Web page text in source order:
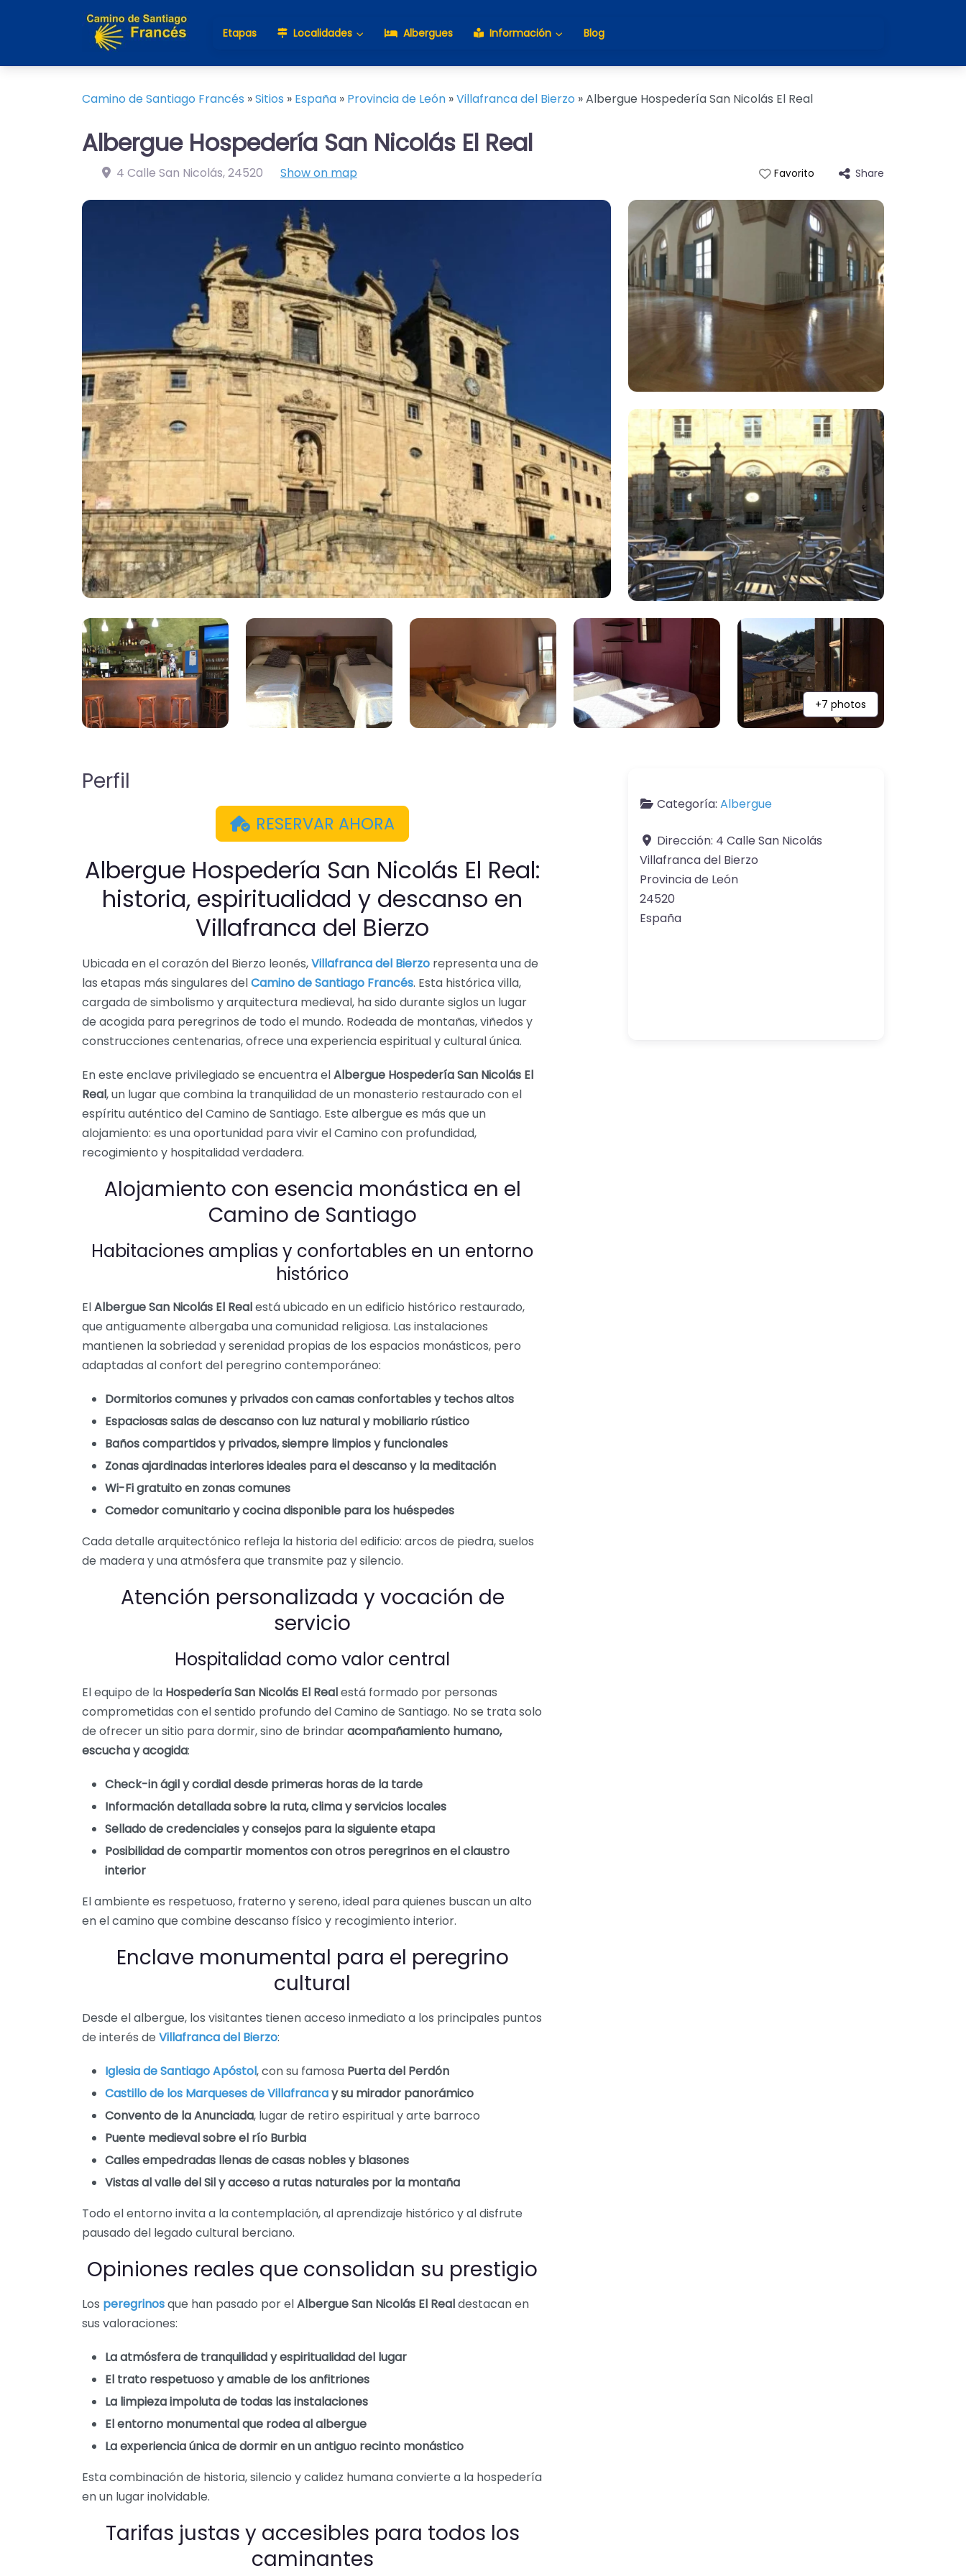
Etapas Localidades Albergues Información Blog
Camino de Santiago Francés »Sitios » España » Provincia de León »Villafranca del Bierzo »Albergue Hospedería San Nicolás El Real
Albergue Hospedería San Nicolás El Real
4 Calle San Nicolás,24520 Show on map Favorito Share
+7 photos
Perfil
RESERVAR AHORA
Albergue Hospedería San Nicolás El Real:
historia, espiritualidad y descanso en
Villafranca del Bierzo
Ubicada en el corazón del Bierzo leonés,Villafranca del Bierzo representa una de
las etapas más singulares delCamino de Santiago Francés. Esta histórica villa,
cargada de simbolismo y arquitectura medieval, ha sido durante siglos un lugar
de acogida para peregrinos de todo el mundo. Rodeada de montañas, viñedos y
construcciones centenarias, ofrece una experiencia espiritual y cultural única.
En este enclave privilegiado se encuentra elAlbergue Hospedería San Nicolás El
Real, un lugar que combina la tranquilidad de un monasterio restaurado con el
espíritu auténtico del Camino de Santiago. Este albergue es más que un
alojamiento: es una oportunidad para vivir el Camino con profundidad,
recogimiento y hospitalidad verdadera.
Alojamiento con esencia monástica en el
Camino de Santiago
Habitaciones amplias y confortables en un entorno
histórico
ElAlbergue San Nicolás El Realestá ubicado en un edificio histórico restaurado,
que antiguamente albergaba una comunidad religiosa. Las instalaciones
mantienen la sobriedad y serenidad propias de los espacios monásticos, pero
adaptadas al confort del peregrino contemporáneo:
Dormitorios comunes y privados con camas confortables y techos altos
Espaciosas salas de descanso con luz natural y mobiliario rústico
Baños compartidos y privados, siempre limpios y funcionales
Zonas ajardinadas interiores ideales para el descanso y la meditación
Wi-Fi gratuito en zonas comunes
Comedor comunitario y cocina disponible para los huéspedes
Cada detalle arquitectónico refleja la historia del edificio: arcos de piedra, suelos
de madera y una atmósfera que transmite paz y silencio.
Atención personalizada y vocación de
servicio
Hospitalidad como valor central
El equipo de la Hospedería San Nicolás El Realestá formado por personas
comprometidas con el sentido profundo del Camino de Santiago. No se trata solo
de ofrecer un sitio para dormir, sino de brindaracompañamiento humano,
escucha y acogida:
Check-in ágil y cordial desde primeras horas de la tarde
Información detallada sobre la ruta, clima y servicios locales
Sellado de credenciales y consejos para la siguiente etapa
Posibilidad de compartir momentos con otros peregrinos en el claustro
interior
El ambiente es respetuoso, fraterno y sereno, ideal para quienes buscan un alto
en el camino que combine descanso físico y recogimiento interior.
Enclave monumental para el peregrino
cultural
Desde el albergue, los visitantes tienen acceso inmediato a los principales puntos
de interés de Villafranca del Bierzo:
Iglesia de Santiago Apóstol, con su famosa Puerta del Perdón
Castillo de los Marqueses de Villafrancay su mirador panorámico
Convento de la Anunciada, lugar de retiro espiritual y arte barroco
Puente medieval sobre el río Burbia
Calles empedradas llenas de casas nobles y blasones
Vistas al valle del Sil y acceso a rutas naturales por la montaña
Todo el entorno invita a la contemplación, al aprendizaje histórico y al disfrute
pausado del legado cultural berciano.
Opiniones reales que consolidan su prestigio
Los peregrinosque han pasado por elAlbergue San Nicolás El Realdestacan en
sus valoraciones:
La atmósfera de tranquilidad y espiritualidad del lugar
El trato respetuoso y amable de los anfitriones
La limpieza impoluta de todas las instalaciones
El entorno monumental que rodea al albergue
La experiencia única de dormir en un antiguo recinto monástico
Esta combinación de historia, silencio y calidez humana convierte a la hospedería
en un lugar inolvidable.
Tarifas justas y accesibles para todos los
caminantes
Categoría: Albergue
Dirección: 4 Calle San Nicolás
Villafranca del Bierzo
Provincia de León
24520
España